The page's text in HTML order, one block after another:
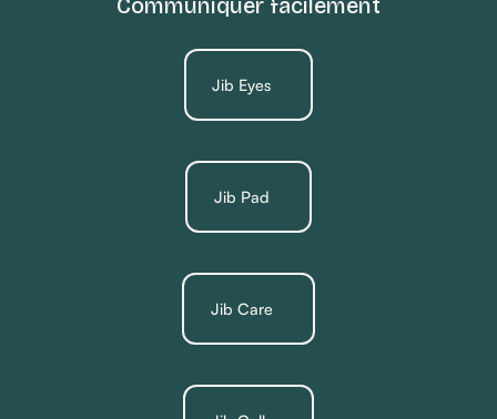
Communiquer facilement
Jib Eyes
Jib Pad
Jib Care